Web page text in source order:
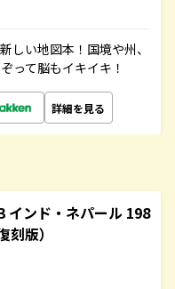
しい地図本！国境や州、
って脳もイキイキ！
詳細を見る
インド・ネパール 198
版）